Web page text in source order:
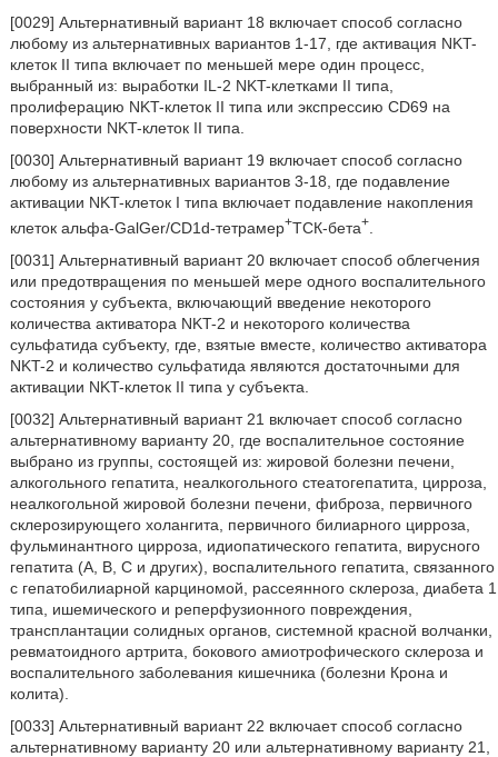
[0029] Альтернативный вариант 18 включает способ согласно
любому из альтернативных вариантов 1-17, где активация NKT-
клеток II типа включает по меньшей мере один процесс,
выбранный из: выработки IL-2 NKT-клетками II типа,
пролиферацию NKT-клеток II типа или экспрессию CD69 на
поверхности NKT-клеток II типа.
[0030] Альтернативный вариант 19 включает способ согласно
любому из альтернативных вариантов 3-18, где подавление
активации NKT-клеток I типа включает подавление накопления
клеток альфа-GalGer/CD1d-тетрамер+ТСК-бета+.
[0031] Альтернативный вариант 20 включает способ облегчения
или предотвращения по меньшей мере одного воспалительного
состояния у субъекта, включающий введение некоторого
количества активатора NKT-2 и некоторого количества
сульфатида субъекту, где, взятые вместе, количество активатора
NKT-2 и количество сульфатида являются достаточными для
активации NKT-клеток II типа у субъекта.
[0032] Альтернативный вариант 21 включает способ согласно
альтернативному варианту 20, где воспалительное состояние
выбрано из группы, состоящей из: жировой болезни печени,
алкогольного гепатита, неалкогольного стеатогепатита, цирроза,
неалкогольной жировой болезни печени, фиброза, первичного
склерозирующего холангита, первичного билиарного цирроза,
фульминантного цирроза, идиопатического гепатита, вирусного
гепатита (А, В, С и других), воспалительного гепатита, связанного
с гепатобилиарной карциномой, рассеянного склероза, диабета 1
типа, ишемического и реперфузионного повреждения,
трансплантации солидных органов, системной красной волчанки,
ревматоидного артрита, бокового амиотрофического склероза и
воспалительного заболевания кишечника (болезни Крона и
колита).
[0033] Альтернативный вариант 22 включает способ согласно
альтернативному варианту 20 или альтернативному варианту 21,